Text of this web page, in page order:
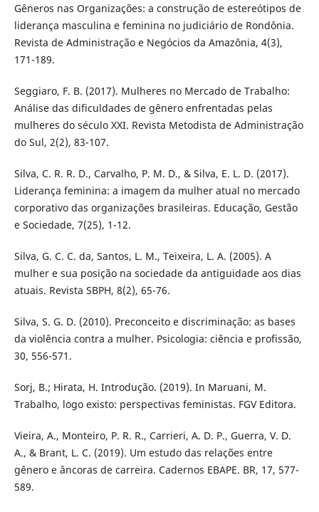
Gêneros nas Organizações: a construção de estereótipos de
liderança masculina e feminina no judiciário de Rondônia.
Revista de Administração e Negócios da Amazônia, 4(3),
171-189.
Seggiaro, F. B. (2017). Mulheres no Mercado de Trabalho:
Análise das dificuldades de gênero enfrentadas pelas
mulheres do século XXI. Revista Metodista de Administração
do Sul, 2(2), 83-107.
Silva, C. R. R. D., Carvalho, P. M. D., & Silva, E. L. D. (2017).
Liderança feminina: a imagem da mulher atual no mercado
corporativo das organizações brasileiras. Educação, Gestão
e Sociedade, 7(25), 1-12.
Silva, G. C. C. da, Santos, L. M., Teixeira, L. A. (2005). A
mulher e sua posição na sociedade da antiguidade aos dias
atuais. Revista SBPH, 8(2), 65-76.
Silva, S. G. D. (2010). Preconceito e discriminação: as bases
da violência contra a mulher. Psicologia: ciência e profissão,
30, 556-571.
Sorj, B.; Hirata, H. Introdução. (2019). In Maruani, M.
Trabalho, logo existo: perspectivas feministas. FGV Editora.
Vieira, A., Monteiro, P. R. R., Carrieri, A. D. P., Guerra, V. D.
A., & Brant, L. C. (2019). Um estudo das relações entre
gênero e âncoras de carreira. Cadernos EBAPE. BR, 17, 577-
589.